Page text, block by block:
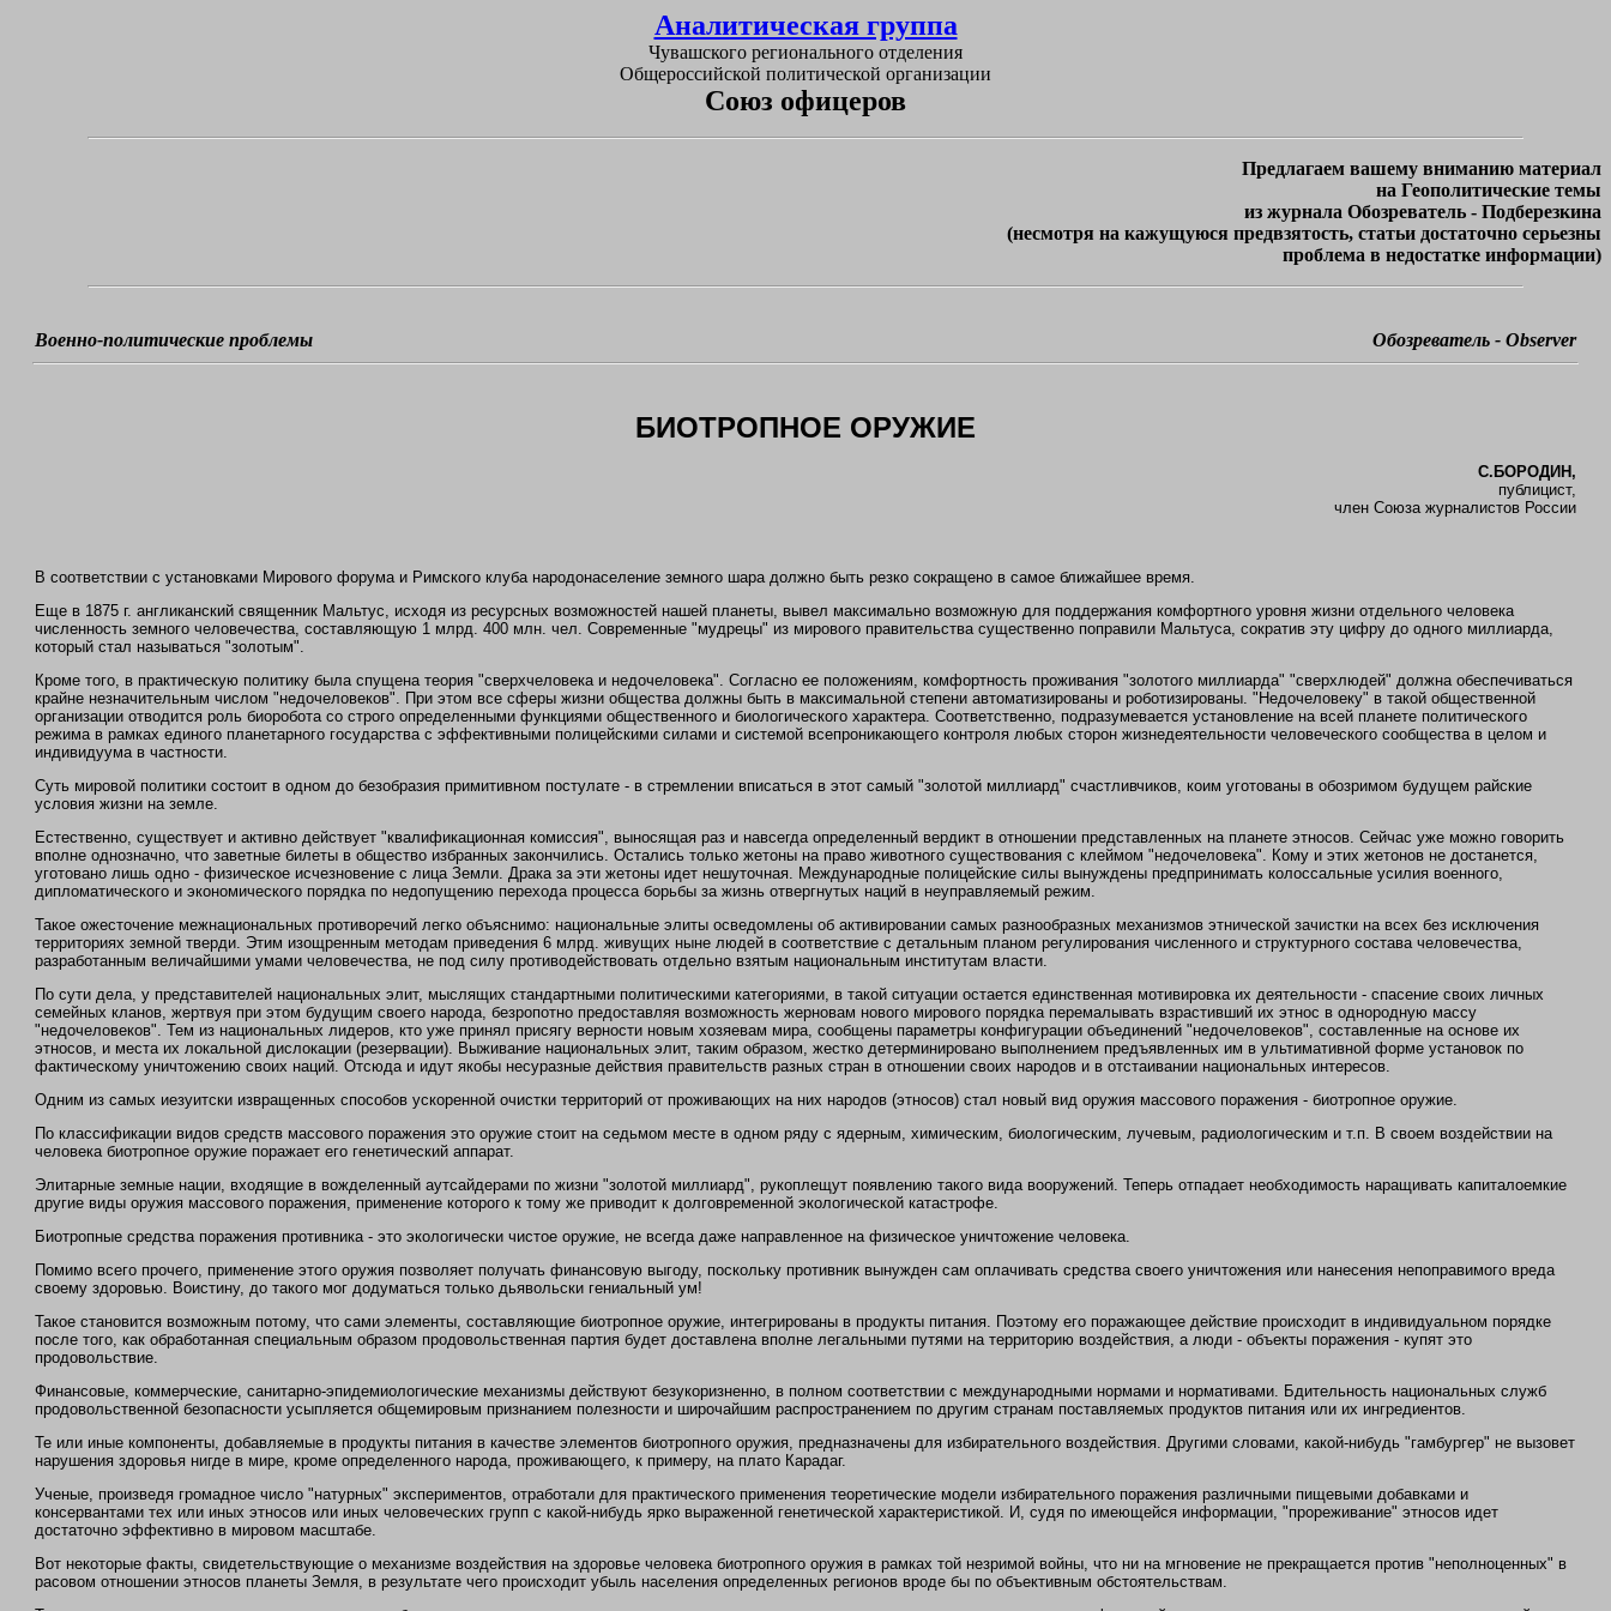
Аналитическая группа
Чувашского регионального отделения
Общероссийской политической организации
Союз офицеров
Предлагаем вашему вниманию материал
на Геополитические темы
из журнала Обозреватель - Подберезкина
(несмотря на кажущуюся предвзятость, статьи достаточно серьезны
проблема в недостатке информации)
Военно-политические проблемы Обозреватель - Observer
БИОТРОПНОЕ ОРУЖИЕ
С.БОРОДИН,
публицист,
член Союза журналистов России
В соответствии с установками Мирового форума и Римского клуба народонаселение земного шара должно быть резко сокращено в самое ближайшее время.
Еще в 1875 г. англиканский священник Мальтус, исходя из ресурсных возможностей нашей планеты, вывел максимально возможную для поддержания комфортного уровня жизни отдельного человека
численность земного человечества, составляющую 1 млрд. 400 млн. чел. Современные "мудрецы" из мирового правительства существенно поправили Мальтуса, сократив эту цифру до одного миллиарда,
который стал называться "золотым".
Кроме того, в практическую политику была спущена теория "сверхчеловека и недочеловека". Согласно ее положениям, комфортность проживания "золотого миллиарда" "сверхлюдей" должна обеспечиваться
крайне незначительным числом "недочеловеков". При этом все сферы жизни общества должны быть в максимальной степени автоматизированы и роботизированы. "Недочеловеку" в такой общественной
организации отводится роль биоробота со строго определенными функциями общественного и биологического характера. Соответственно, подразумевается установление на всей планете политического
режима в рамках единого планетарного государства с эффективными полицейскими силами и системой всепроникающего контроля любых сторон жизнедеятельности человеческого сообщества в целом и
индивидуума в частности.
Суть мировой политики состоит в одном до безобразия примитивном постулате - в стремлении вписаться в этот самый "золотой миллиард" счастливчиков, коим уготованы в обозримом будущем райские
условия жизни на земле.
Естественно, существует и активно действует "квалификационная комиссия", выносящая раз и навсегда определенный вердикт в отношении представленных на планете этносов. Сейчас уже можно говорить
вполне однозначно, что заветные билеты в общество избранных закончились. Остались только жетоны на право животного существования с клеймом "недочеловека". Кому и этих жетонов не достанется,
уготовано лишь одно - физическое исчезновение с лица Земли. Драка за эти жетоны идет нешуточная. Международные полицейские силы вынуждены предпринимать колоссальные усилия военного,
дипломатического и экономического порядка по недопущению перехода процесса борьбы за жизнь отвергнутых наций в неуправляемый режим.
Такое ожесточение межнациональных противоречий легко объяснимо: национальные элиты осведомлены об активировании самых разнообразных механизмов этнической зачистки на всех без исключения
территориях земной тверди. Этим изощренным методам приведения 6 млрд. живущих ныне людей в соответствие с детальным планом регулирования численного и структурного состава человечества,
разработанным величайшими умами человечества, не под силу противодействовать отдельно взятым национальным институтам власти.
По сути дела, у представителей национальных элит, мыслящих стандартными политическими категориями, в такой ситуации остается единственная мотивировка их деятельности - спасение своих личных
семейных кланов, жертвуя при этом будущим своего народа, безропотно предоставляя возможность жерновам нового мирового порядка перемалывать взрастивший их этнос в однородную массу
"недочеловеков". Тем из национальных лидеров, кто уже принял присягу верности новым хозяевам мира, сообщены параметры конфигурации объединений "недочеловеков", составленные на основе их
этносов, и места их локальной дислокации (резервации). Выживание национальных элит, таким образом, жестко детерминировано выполнением предъявленных им в ультимативной форме установок по
фактическому уничтожению своих наций. Отсюда и идут якобы несуразные действия правительств разных стран в отношении своих народов и в отстаивании национальных интересов.
Одним из самых иезуитски извращенных способов ускоренной очистки территорий от проживающих на них народов (этносов) стал новый вид оружия массового поражения - биотропное оружие.
По классификации видов средств массового поражения это оружие стоит на седьмом месте в одном ряду с ядерным, химическим, биологическим, лучевым, радиологическим и т.п. В своем воздействии на
человека биотропное оружие поражает его генетический аппарат.
Элитарные земные нации, входящие в вожделенный аутсайдерами по жизни "золотой миллиард", рукоплещут появлению такого вида вооружений. Теперь отпадает необходимость наращивать капиталоемкие
другие виды оружия массового поражения, применение которого к тому же приводит к долговременной экологической катастрофе.
Биотропные средства поражения противника - это экологически чистое оружие, не всегда даже направленное на физическое уничтожение человека.
Помимо всего прочего, применение этого оружия позволяет получать финансовую выгоду, поскольку противник вынужден сам оплачивать средства своего уничтожения или нанесения непоправимого вреда
своему здоровью. Воистину, до такого мог додуматься только дьявольски гениальный ум!
Такое становится возможным потому, что сами элементы, составляющие биотропное оружие, интегрированы в продукты питания. Поэтому его поражающее действие происходит в индивидуальном порядке
после того, как обработанная специальным образом продовольственная партия будет доставлена вполне легальными путями на территорию воздействия, а люди - объекты поражения - купят это
продовольствие.
Финансовые, коммерческие, санитарно-эпидемиологические механизмы действуют безукоризненно, в полном соответствии с международными нормами и нормативами. Бдительность национальных служб
продовольственной безопасности усыпляется общемировым признанием полезности и широчайшим распространением по другим странам поставляемых продуктов питания или их ингредиентов.
Те или иные компоненты, добавляемые в продукты питания в качестве элементов биотропного оружия, предназначены для избирательного воздействия. Другими словами, какой-нибудь "гамбургер" не вызовет
нарушения здоровья нигде в мире, кроме определенного народа, проживающего, к примеру, на плато Карадаг.
Ученые, произведя громадное число "натурных" экспериментов, отработали для практического применения теоретические модели избирательного поражения различными пищевыми добавками и
консервантами тех или иных этносов или иных человеческих групп с какой-нибудь ярко выраженной генетической характеристикой. И, судя по имеющейся информации, "прореживание" этносов идет
достаточно эффективно в мировом масштабе.
Вот некоторые факты, свидетельствующие о механизме воздействия на здоровье человека биотропного оружия в рамках той незримой войны, что ни на мгновение не прекращается против "неполноценных" в
расовом отношении этносов планеты Земля, в результате чего происходит убыль населения определенных регионов вроде бы по объективным обстоятельствам.